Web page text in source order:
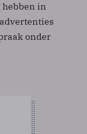
hebben in
onder